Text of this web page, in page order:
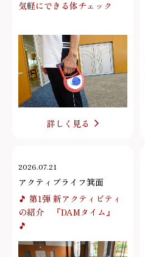
気軽にできる体チェック
詳しく見る
2026.07.21
アクティブライフ箕面
🎵 第1弾 新アクティビティ
の紹介 『DAMタイム』
🎵